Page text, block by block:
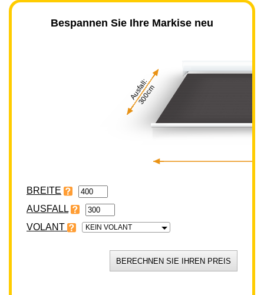
Bespannen Sie Ihre Markise neu
Ausfall:
300cm
BREITE
VOLANT KEIN VOLANT